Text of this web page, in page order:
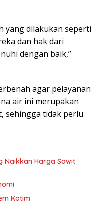
yang dilakukan seperti
dan hak dari
dengan baik,”
agar pelayanan
air ini merupakan
sehingga tidak perlu
Naikkan Harga Sawit
Kotim